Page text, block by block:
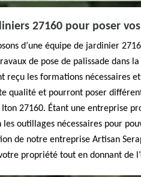
27160 pour poser
d’une équipe de jardinier
de pose de palissade dans
reçu les formations nécessaires
qualité et pourront poser
Iton 27160. Étant une entreprise
les outillages nécessaires pour
de notre entreprise Artisan
propriété tout en donnant de